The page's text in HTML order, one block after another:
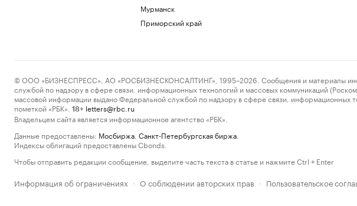
Мурманск
Приморский край
© ООО «БИЗНЕСПРЕСС», АО «РОСБИЗНЕСКОНСАЛТИНГ», 1995–2026. Сообщения и материалы
службой по надзору в сфере связи, информационных технологий и массовых коммуникаций
массовой информации выдано Федеральной службой по надзору в сфере связи,
пометкой «РБК».
18+ letters@rbc.ru
Владельцем сайта является информационное агентство «РБК».
Данные предоставлены: Мосбиржа Санкт-Петербургская биржа
Индексы облигаций предоставлены Cbonds.
Чтобы отправить редакции сообщение, выделите часть текста в статье и нажмите Ctrl + Enter
Информация об ограничениях · О соблюдении авторских прав · Пользовательское